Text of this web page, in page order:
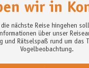
wir in
nächste Reise hingehen
über unser
und Rätselspaß rund um das
Vogelbeobachtung.